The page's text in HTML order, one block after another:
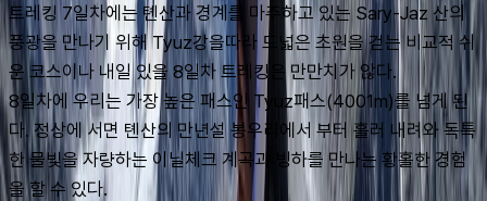
트레킹 7일차에는 톈산과 경계를 마주하고 있는 Sary-Jaz 산의
풍광을 만나기 위해 Tyuz강을따라 드넓은 초원을 걷는 비교적 쉬
운 코스이나 내일 있을 8일차 트레킹은 만만치가 않다.
8일차에 우리는 가장 높은 패스인 Tyuz패스(4001m)를 넘게 된
다. 정상에 서면 톈산의 만년설 봉우리에서 부터 흘러 내려와 독특
한 물빛을 자량하는 이닐체크 계곡과 빙하를 만나는 황홀한 경험
을 할 수 있다.